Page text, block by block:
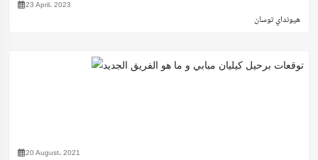
23 April، 2023
هيونداي توسان
20 August، 2021